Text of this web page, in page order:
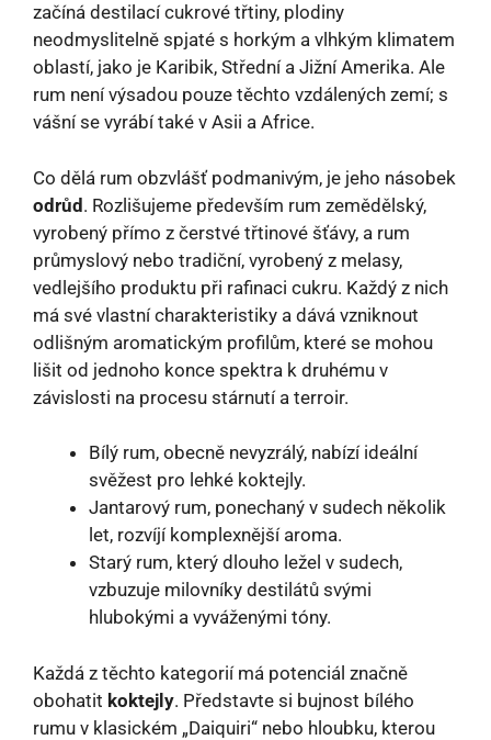
začíná destilací cukrové třtiny, plodiny
neodmyslitelně spjaté s horkým a vlhkým klimatem
oblastí, jako je Karibik, Střední a Jižní Amerika. Ale
rum není výsadou pouze těchto vzdálených zemí; s
vášní se vyrábí také v Asii a Africe.
Co dělá rum obzvlášť podmanivým, je jeho násobek
odrůd. Rozlišujeme především rum zemědělský,
vyrobený přímo z čerstvé třtinové šťávy, a rum
průmyslový nebo tradiční, vyrobený z melasy,
vedlejšího produktu při rafinaci cukru. Každý z nich
má své vlastní charakteristiky a dává vzniknout
odlišným aromatickým profilům, které se mohou
lišit od jednoho konce spektra k druhému v
závislosti na procesu stárnutí a terroir.
Bílý rum, obecně nevyzrálý, nabízí ideální
svěžest pro lehké koktejly.
Jantarový rum, ponechaný v sudech několik
let, rozvíjí komplexnější aroma.
Starý rum, který dlouho ležel v sudech,
vzbuzuje milovníky destilátů svými
hlubokými a vyváženými tóny.
Každá z těchto kategorií má potenciál značně
obohatit koktejly. Představte si bujnost bílého
rumu v klasickém „Daiquiri“ nebo hloubku, kterou